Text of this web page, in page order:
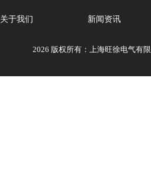
关于我们 新闻资讯
2026 版权所有：上海旺徐电气有